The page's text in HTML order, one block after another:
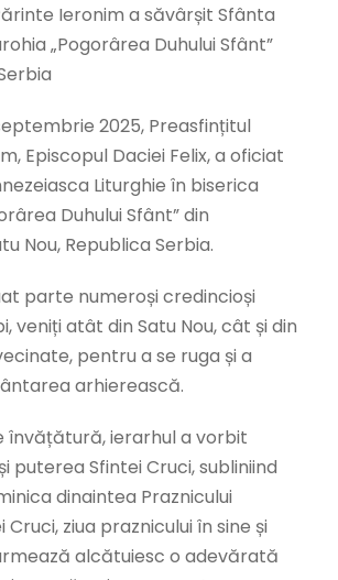
Ieronim a săvârșit Sfânta
„Pogorârea Duhului Sfânt”
2025, Preasfințitul
Episcopul Daciei Felix, a oficiat
Liturghie în biserica
Duhului Sfânt” din
Nou, Republica Serbia.
parte numeroși credincioși
veniți atât din Satu Nou, cât și din
pentru a se ruga și a
arhierească.
învățătură, ierarhul a vorbit
puterea Sfintei Cruci, subliniind
dinaintea Praznicului
ziua praznicului în sine și
alcătuiesc o adevărată